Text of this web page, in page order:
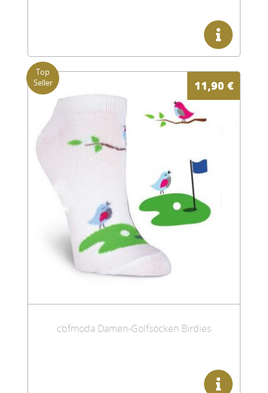
11,90 €
cbfmoda Damen-Golfsocken Birdies